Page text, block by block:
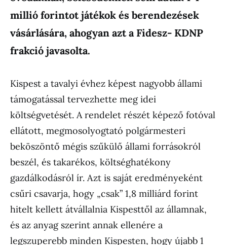
millió forintot játékok és berendezések
vásárlására, ahogyan azt a Fidesz- KDNP
frakció javasolta.
Kispest a tavalyi évhez képest nagyobb állami
támogatással tervezhette meg idei
költségvetését. A rendelet részét képező fotóval
ellátott, megmosolyogtató polgármesteri
beköszöntő mégis szűkülő állami forrásokról
beszél, és takarékos, költséghatékony
gazdálkodásról ír. Azt is saját eredményeként
csűri csavarja, hogy „csak” 1,8 milliárd forint
hitelt kellett átvállalnia Kispesttől az államnak,
és az anyag szerint annak ellenére a
legszuperebb minden Kispesten, hogy újabb 1